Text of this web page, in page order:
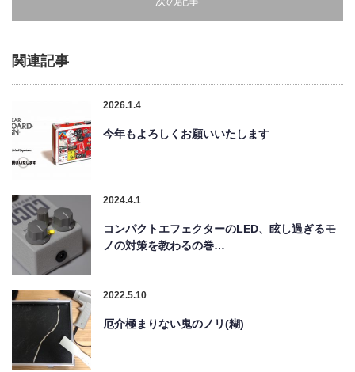
関連記事
2026.1.4
今年もよろしくお願いいたします
2024.4.1
コンパクトエフェクターのLED、眩し過ぎるモ
ノの対策を教わるの巻…
2022.5.10
厄介極まりない鬼のノリ(糊)